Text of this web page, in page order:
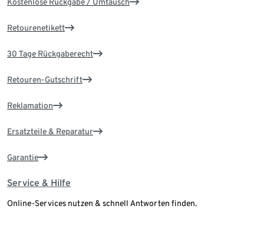
Kostenlose Rückgabe / Umtausch
Retourenetikett
30 Tage Rückgaberecht
Retouren-Gutschrift
Reklamation
Ersatzteile & Reparatur
Garantie
Service & Hilfe
Online-Services nutzen & schnell Antworten finden.